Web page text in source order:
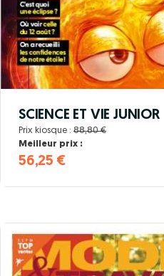
SCIENCE ET VIE JUNIOR
Prix kiosque : 88,80 €
Meilleur prix :
56,25 €